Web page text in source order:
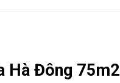
Hà Đông 75m2